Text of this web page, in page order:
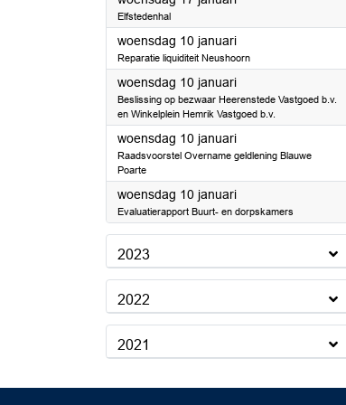
Elfstedenhal
woensdag 10 januari2024
Reparatie liquiditeit Neushoorn
woensdag 10 januari2024
Beslissing op bezwaar Heerenstede Vastgoed b.v.
en Winkelplein Hemrik Vastgoed b.v.
woensdag 10 januari2024
Raadsvoorstel Overname geldlening Blauwe
Poarte
woensdag 10 januari2024
Evaluatierapport Buurt- en dorpskamers
2023
2022
2021